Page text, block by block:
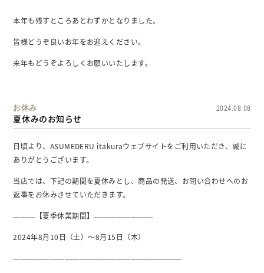
本年も残すところあとわずかとなりました。
皆様どうぞ良いお年をお迎えください。
来年もどうぞよろしくお願いいたします。
お休み
夏休みのお知らせ
2024.08.08
日頃より、ASUMEDERU itakuraウェブサイトをご利用いただき、誠に
ありがとうございます。
当店では、下記の期間を夏休みとし、商品の発送、お問い合わせへのお
返事をお休みさせていただきます。
———【夏季休業期間】————————
2024年8月10日（土）～8月15日（木）
———————————————————————